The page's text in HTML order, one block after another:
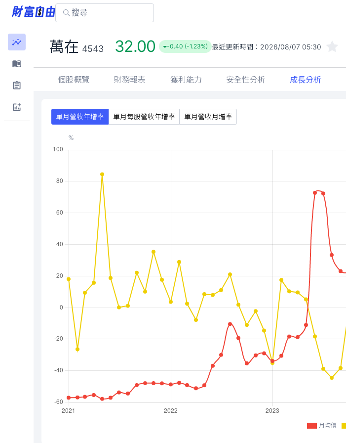
萬在 4543 32.00 -0.40 (-1.23%) 最近更新時間： 2026/08/07 05:30
個股概覽 財務報表 獲利能力 安全性分析 成長分析
單月營收年增率 單月每股營收年增率 單月營收月增率
月均價